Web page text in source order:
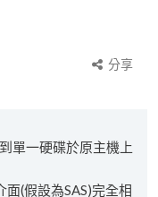
分享
單一硬碟於原主機上
(假設為SAS)完全相